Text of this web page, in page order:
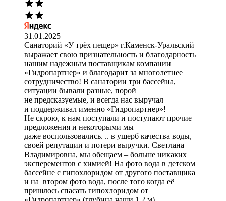
31.01.2025
Санаторий «У трёх пещер» г.Каменск-Уральский
выражает свою признательность и благодарность
нашим надежным поставщикам компании
«Гидропартнер» и благодарит за многолетнее
сотрудничество! В санатории три бассейна,
ситуации бывали разные, порой
не предсказуемые, и всегда нас выручал
и поддерживал именно «Гидропартнер»!
Не скрою, к нам поступали и поступают прочие
предложения и некоторыми мы
даже воспользовались. .. в ущерб качества воды,
своей репутации и потери выручки. Светлана
Владимировна, мы обещаем – больше никаких
эксперементов с химией! На фото вода в детском
бассейне с гипохлоридом от другого поставщика
и на втором фото вода, после того когда её
пришлось спасать гипохлоридом от